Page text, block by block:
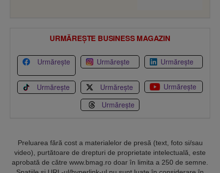
URMĂREȘTE BUSINESS MAGAZIN
Urmărește Urmărește Urmărește
Urmărește Urmărește
Urmărește
Urmărește
Preluarea fără cost a materialelor de presă (text, foto si/sau
video), purtătoare de drepturi de proprietate intelectuală, este
aprobată de către www.bmag.ro doar în limita a 250 de semne.